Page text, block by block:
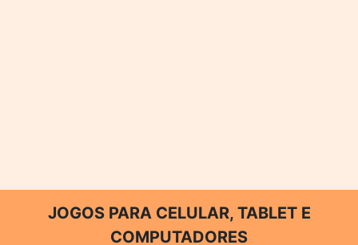
JOGOS PARA CELULAR, TABLET E
COMPUTADORES